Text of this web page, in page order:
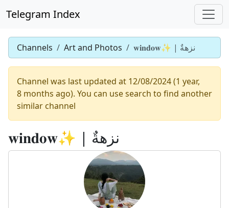
Telegram Index
Channels Art and Photos 𝐰𝐢𝐧𝐝𝐨𝐰✨ | نزهةٌ
Channel was last updated at 12/08/2024 (1 year,
8 months ago). You can use search to find another
similar channel
𝐰𝐢𝐧𝐝𝐨𝐰✨ | نزهةٌ